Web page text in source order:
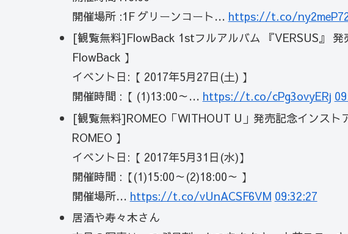
開催場所 :1F グリーンコート… https://t.co/
[観覧無料]FlowBack 1stフルアルバム 『VERSUS』
FlowBack 】
イベント日:【 2017年5月27日(土) 】
開催時間 :【 (1)13:00～… https://t.co/cPg3ovyERj
[観覧無料]ROMEO「WITHOUT U」発売記念インスト
ROMEO 】
イベント日:【 2017年5月31日(水)】
開催時間 :【(1)15:00～(2)18:00～ 】
開催場所… https://t.co/vUnACSF6VM 09:32:27
居酒や寿々木さん